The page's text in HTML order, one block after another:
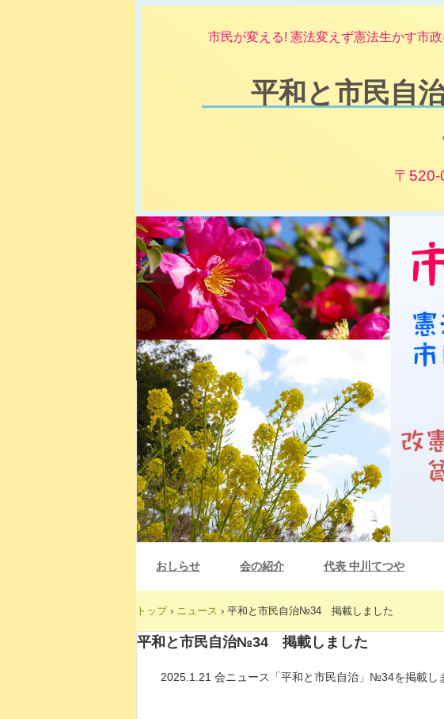
平和と市民自
市民が変える! 憲法変えず憲法生かす市
〒
おしらせ 会の紹介 代表 中川てつや
トップ › ニュース › 平和と市民自治№34 掲載しました
平和と市民自治№34 掲載しました
2025.1.21 会ニュース「平和と市民自治」№34を掲載